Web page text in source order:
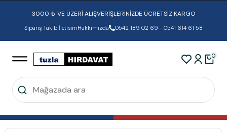
3000 ₺ VE ÜZERİ ALIŞVERİŞLERİNİZDE ÜCRETSİZ KARGO
Sipariş TakibiİletisimHakkımızda 0542 189 02 69 - 0541 614 61 58
0